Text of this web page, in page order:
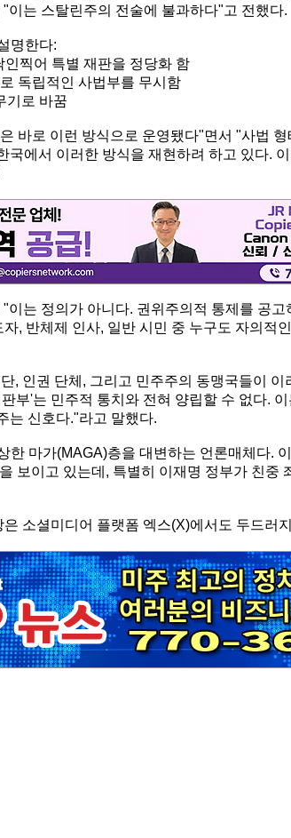
이는 스탈린주의 전술에 불과하다"고 전했다.
명한다:
찍어 특별 재판을 정당화 함
독립적인 사법부를 무시함
기로 바꿈
바로 이런 방식으로 운영됐다"면서 "사법
국에서 이러한 방식을 재현하려 하고 있다.
이는 정의가 아니다. 권위주의적 통제를 공
, 반체제 인사, 일반 시민 중 누구도 자의적
, 인권 단체, 그리고 민주주의 동맹국들이
부'는 민주적 통치와 전혀 양립할 수 없다.
는 신호다."라고 말했다.
한 마가(MAGA)층을 대변하는 언론매체다.
보이고 있는데, 특별히 이재명 정부가 친중
소셜미디어 플랫폼 엑스(X)에서도 두드러